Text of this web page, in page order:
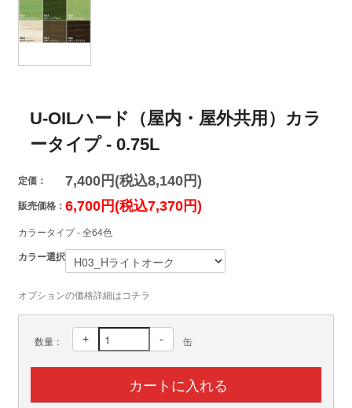
U-OILハード（屋内・屋外共用）カラ
ータイプ - 0.75L
定価： 7,400円(税込8,140円)
販売価格： 6,700円(税込7,370円)
カラータイプ - 全64色
カラー選択
オプションの価格詳細はコチラ
数量： + - 缶